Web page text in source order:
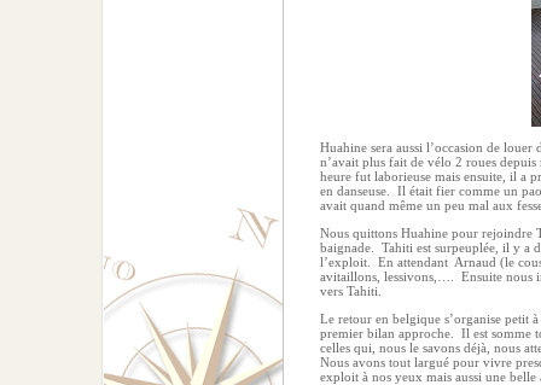
Huahine sera aussi l’occasion de
n’avait plus fait de vélo 2 roues
heure fut laborieuse mais ensuite, il a
en danseuse.
Il était fier comme un
avait quand même un peu mal aux
Nous quittons Huahine pour rejoindre
baignade.
Tahiti est surpeuplée, il y a
l’exploit.
En attendant Arnaud (le
avitaillons, lessivons,….
Ensuite nous
vers Tahiti.
Le retour en belgique s’organise petit
premier bilan approche.
Il est somme
celles qui, nous le savons déjà, nous
Nous avons tout largué pour vivre
exploit à nos yeux mais aussi une belle